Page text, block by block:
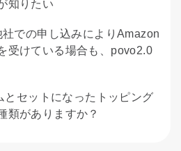
知りたい
での申し込みによりAmazon
受けている場合も、povo2.0
とセットになったトッピング
類がありますか？